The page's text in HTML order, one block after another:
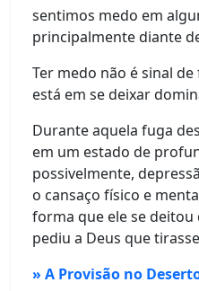
sentimos medo em
principalmente diante
Ter medo não é sinal
está em se deixar
Durante aquela fuga
em um estado de
possivelmente,
o cansaço físico e
forma que ele se
pediu a Deus que
» A Provisão no